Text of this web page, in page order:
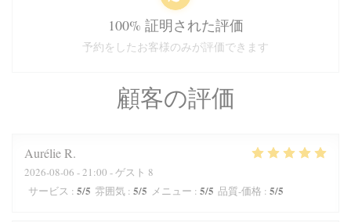
顧客の評価
AurélieR
2026-08-06 - 21:00 - ゲスト 8
サービス : 5/5 雰囲気 : 5/5 メニュー : 5/5 品質-価格 : 5/5
100% 証明された評価
予約をしたお客様のみが評価できます